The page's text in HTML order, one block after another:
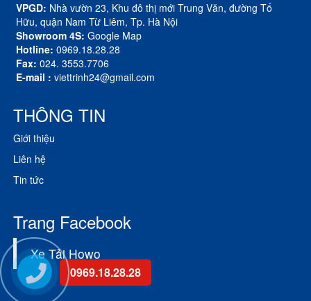
VPGD: Nhà vườn 23, Khu đô thị mới Trung Văn, đường Tố
Hữu, quận Nam Từ Liêm, Tp. Hà Nội
Showroom 4S: Google Map
Hotline: 0969.18.28.28
Fax: 024. 3553.7706
E-mail : viettrinh24@gmail.com
THÔNG TIN
Giới thiệu
Liên hệ
Tin tức
Trang Facebook
Xe Tải Howo
0969.18.28.28